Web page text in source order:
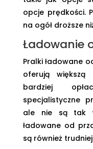
opcje prędkości.
na ogół droższe
Ładowanie
Pralki ładowane
oferują większą
bardziej
specjalistyczne
ale nie są tak
ładowane od
są również